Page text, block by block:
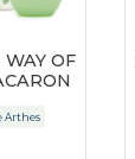
WAY OF
Arthes